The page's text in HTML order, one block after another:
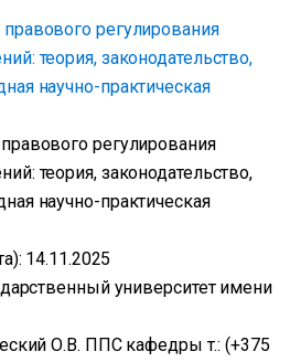
регулирования
теория, законодательство,
научно-практическая
регулирования
теория, законодательство,
научно-практическая
14.11.2025
университет имени
О.В. ППС кафедры т.: (+375